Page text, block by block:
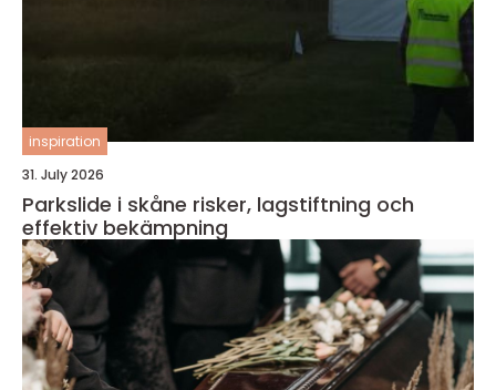
inspiration
31. July 2026
Parkslide i skåne risker, lagstiftning och
effektiv bekämpning